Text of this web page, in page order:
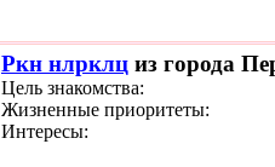
Ркн нлрклц из города
Цель знакомства:
Жизненные приоритеты:
Интересы: